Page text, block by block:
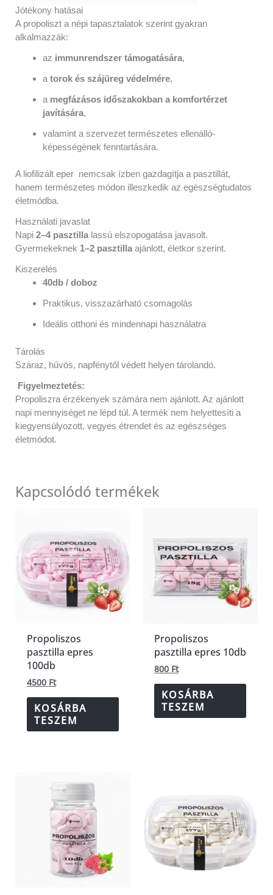
Jótékony hatásai
A propoliszt a népi tapasztalatok szerint gyakran
alkalmazzák:
az immunrendszer támogatására,
a torok és szájüreg védelmére,
a megfázásos időszakokban a komfortérzet
javítására,
valamint a szervezet természetes ellenálló-
képességének fenntartására.
A liofilizált eper nemcsak ízben gazdagítja a pasztillát,
hanem természetes módon illeszkedik az egészségtudatos
életmódba.
Használati javaslat
Napi 2–4 pasztillalassú elszopogatása javasolt.
Gyermekeknek 1–2 pasztillaajánlott, életkor szerint.
Kiszerelés
40db / doboz
Praktikus, visszazárható csomagolás
Ideális otthoni és mindennapi használatra
Tárolás
Száraz, hűvös, napfénytől védett helyen tárolandó.
Figyelmeztetés:
Propoliszra érzékenyek számára nem ajánlott. Az ajánlott
napi mennyiséget ne lépd túl. A termék nem helyettesíti a
kiegyensúlyozott, vegyes étrendet és az egészséges
életmódot.
Kapcsolódó termékek
Propoliszos
pasztilla epres
100db
4500 Ft
KOSÁRBA
TESZEM
Propoliszos
pasztilla epres 10db
800 Ft
KOSÁRBA
TESZEM